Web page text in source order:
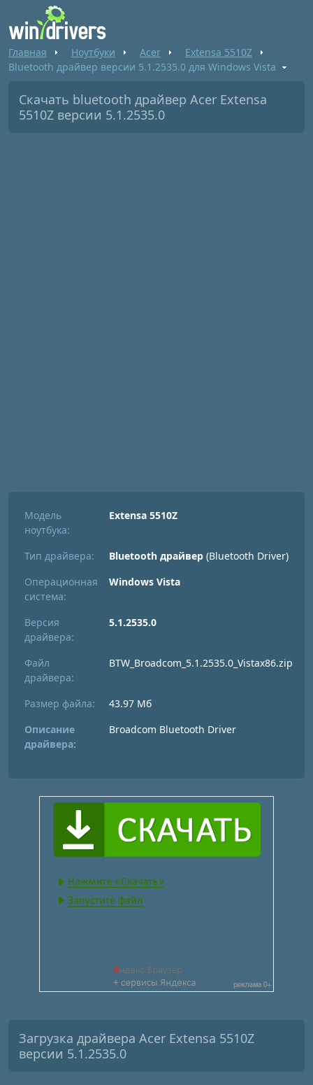
Главная Ноутбуки Acer
Extensa 5510Z
Bluetooth драйвер версии 5.1.2535.0 для Windows Vista
Скачать bluetooth драйвер Acer Extensa
5510Z версии 5.1.2535.0
Модель
ноутбука:
Extensa 5510Z
Тип драйвера: Bluetooth драйвер (Bluetooth Driver)
Операционная
система:
Windows Vista
Версия
драйвера:
5.1.2535.0
Файл
драйвера:
BTW_Broadcom_5.1.2535.0_Vistax86.zip
Размер файла:
43.97 Мб
Описание
драйвера:
Broadcom Bluetooth Driver
Загрузка драйвера Acer Extensa 5510Z
версии 5.1.2535.0